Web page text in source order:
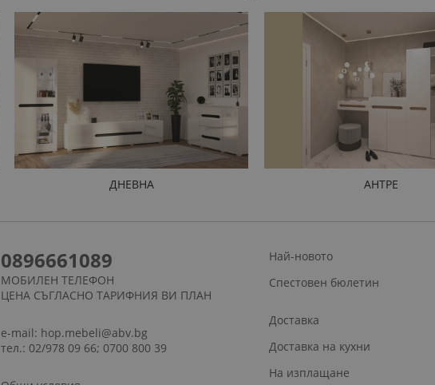
ДНЕВНА АНТРЕ
0896661089
МОБИЛЕН ТЕЛЕФОН
ЦЕНА СЪГЛАСНО ТАРИФНИЯ ВИ ПЛАН
e-mail: hop.mebeli@abv.bg
тел.: 02/978 09 66; 0700 800 39
Най-новото
Спестовен бюлетин
Доставка
Доставка на кухни
На изплащане